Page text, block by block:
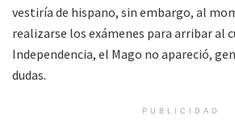
vestiría de hispano, sin embargo, al
realizarse los exámenes para arribar al
Independencia, el Mago no apareció,
dudas.
PUBLICIDAD